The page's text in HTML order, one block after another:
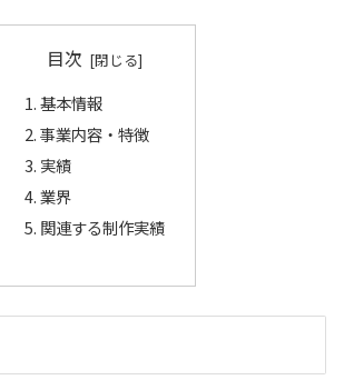
目次
基本情報
事業内容・特徴
実績
業界
関連する制作実績